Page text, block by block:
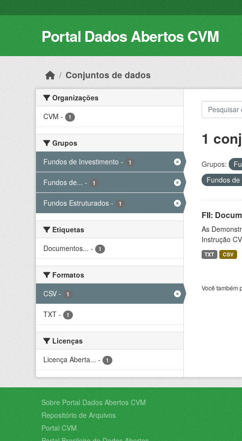
Portal Dados Abertos CVM
Conjuntos de dados
Organizações
CVM - 1
Grupos
Fundos de Investimento - 1
Fundos de... - 1
Fundos Estruturados - 1
Etiquetas
Documentos... - 1
Formatos
CSV - 1
TXT - 1
Licenças
Licença Aberta... - 1
1
Grupos:
Fundos
FII:
As
Instrução
TXT CSV
Você também
Sobre Portal Dados Abertos CVM
Repositório de Arquivos
Portal CVM